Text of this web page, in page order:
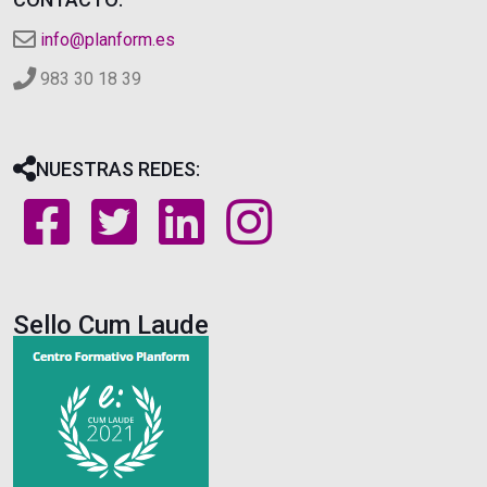
info@planform.es
983 30 18 39
NUESTRAS REDES:
Sello Cum Laude